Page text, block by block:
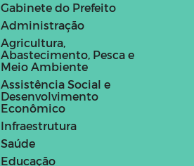
Gabinete do Prefeito
Administração
Agricultura,
Abastecimento, Pesca e
Meio Ambiente
Assistência Social e
Desenvolvimento
Econômico
Infraestrutura
Saúde
Educação